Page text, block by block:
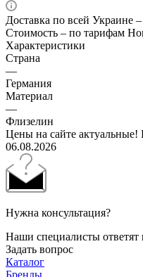
Доставка по всей Украине
Стоимость – по тарифам
Характеристики
Страна
—
Германия
Материал
—
Флизелин
Цены на сайте актуальные!
06.08.2026
Нужна консультация?
Наши специалисты
Задать вопрос
Каталог
Бренды